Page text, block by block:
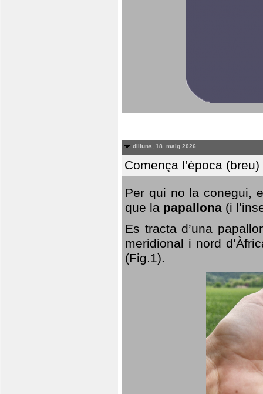
dilluns, 18. maig 2026
Comença l’època
Per qui no la conegui,
que la papallona (i
Es tracta d’una
meridional i nord
(Fig.1).